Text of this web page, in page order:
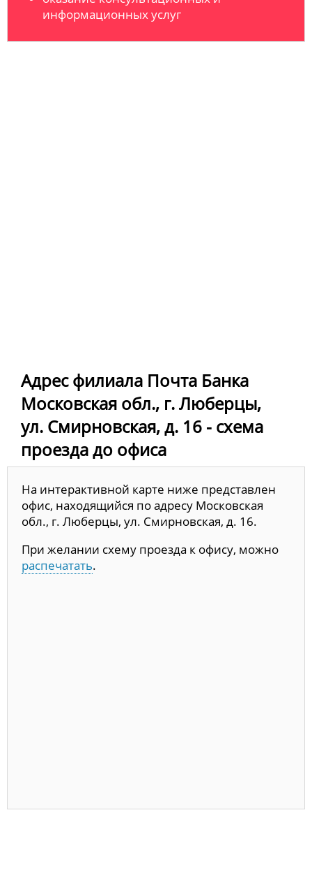
информационных услуг
Адрес филиала Почта Банка
Московская обл., г. Люберцы,
ул. Смирновская, д. 16 - схема
проезда до офиса
На интерактивной карте ниже представлен
офис, находящийся по адресу Московская
обл., г. Люберцы, ул. Смирновская, д. 16.
При желании схему проезда к офису, можно
распечатать.